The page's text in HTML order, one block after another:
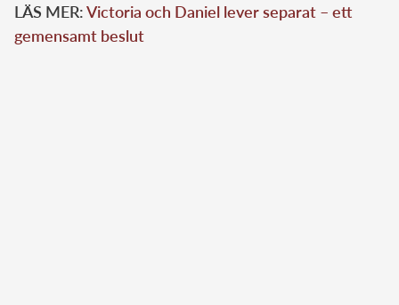
LÄS MER:Victoria och Daniel lever separat – ett
gemensamt beslut